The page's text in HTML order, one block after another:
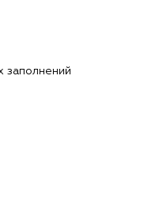
заполнений